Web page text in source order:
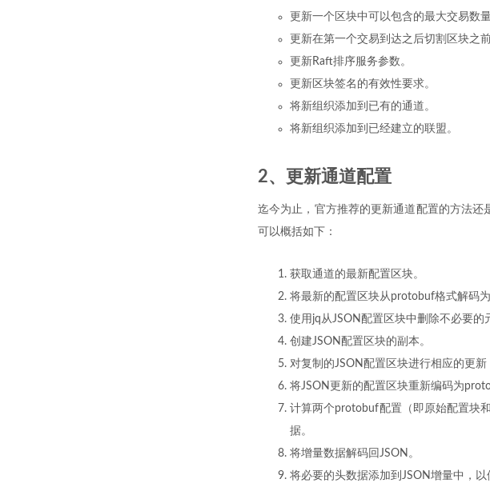
更新一个区块中可以包含的最大交易数量
更新在第一个交易到达之后切割区块之
更新Raft排序服务参数。
更新区块签名的有效性要求。
将新组织添加到已有的通道。
将新组织添加到已经建立的联盟。
2、更新通道配置
迄今为止，官方推荐的更新通道配置的方法还
可以概括如下：
获取通道的最新配置区块。
将最新的配置区块从protobuf格式解码为
使用jq从JSON配置区块中删除不必要的
创建JSON配置区块的副本。
对复制的JSON配置区块进行相应的更
将JSON更新的配置区块重新编码为
计算两个protobuf配置（即原始配置块
据。
将增量数据解码回JSON。
将必要的头数据添加到JSON增量中，以